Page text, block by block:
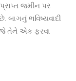
જમીન પર
બાગનું ભવિષ્યવાદી
જે તેને એક ફરવા